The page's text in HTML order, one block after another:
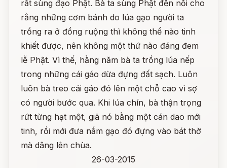
rất sùng đạo Phật. Bà ta sùng Phật đến nỗi cho
rằng những cơm bánh do lúa gạo người ta
trồng ra ở đồng ruộng thì không thể nào tinh
khiết được, nên không một thứ nào đáng đem
lễ Phật. Vì thế, hằng năm bà ta trồng lúa nếp
trong những cái gáo dừa đựng đất sạch. Luôn
luôn bà treo cái gáo đó lên một chỗ cao vì sợ
có người bước qua. Khi lúa chín, bà thận trọng
rứt từng hạt một, giã nó bằng một cán dao mới
tinh, rồi mới đưa nắm gạo đó đựng vào bát thờ
mà dâng lên chùa.
26-03-2015